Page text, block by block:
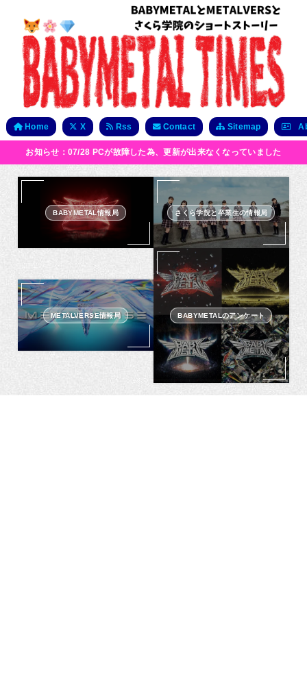
Home X Rss Contact Sitemap
お知らせ：07/28 PCが故障した為、更新が出来なくなっていました
BABYMETAL情報局 さくら学院と卒業生の情報局
METALVERSE情報局 BABYMETALのアンケート